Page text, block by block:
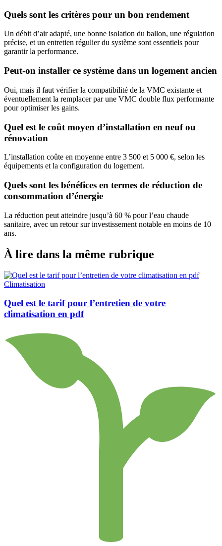
Quels sont les critères pour un bon rendement
Un débit d’air adapté, une bonne isolation du ballon, une régulation
précise, et un entretien régulier du système sont essentiels pour
garantir la performance.
Peut-on installer ce système dans un logement ancien
Oui, mais il faut vérifier la compatibilité de la VMC existante et
éventuellement la remplacer par une VMC double flux performante
pour optimiser les gains.
Quel est le coût moyen d’installation en neuf ou
rénovation
L’installation coûte en moyenne entre 3 500 et 5 000 €, selon les
équipements et la configuration du logement.
Quels sont les bénéfices en termes de réduction de
consommation d’énergie
La réduction peut atteindre jusqu’à 60 % pour l’eau chaude
sanitaire, avec un retour sur investissement notable en moins de 10
ans.
À lire dans la même rubrique
Climatisation
Quel est le tarif pour l’entretien de votre
climatisation en pdf